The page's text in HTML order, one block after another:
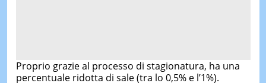
Proprio grazie al processo di stagionatura, ha una
percentuale ridotta di sale (tra lo 0,5% e l’1%).